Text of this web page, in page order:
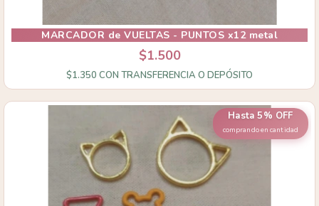
MARCADOR de VUELTAS - PUNTOS x12 metal
$1.500
$1.350 CON TRANSFERENCIA O DEPÓSITO
Hasta 5% OFF
comprando en cantidad